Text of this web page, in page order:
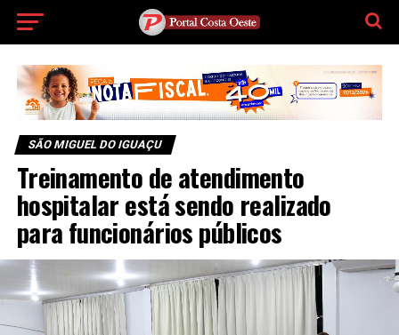
SÃO MIGUEL DO IGUAÇU
Treinamento de atendimento
hospitalar está sendo realizado
para funcionários públicos